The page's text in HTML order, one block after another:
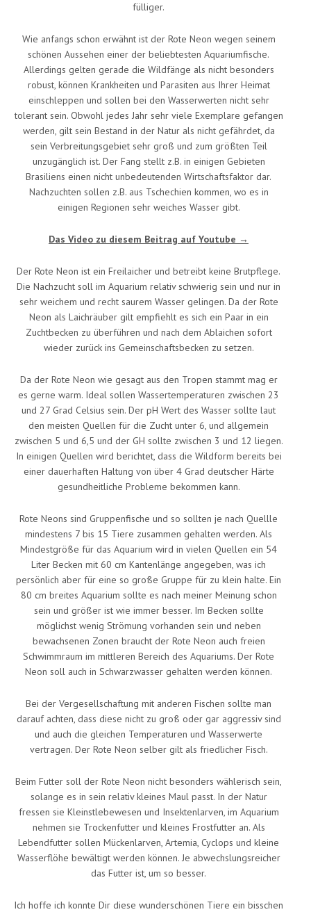
fülliger.
Wie anfangs schon erwähnt ist der Rote Neon wegen seinem
schönen Aussehen einer der beliebtesten Aquariumfische.
Allerdings gelten gerade die Wildfänge als nicht besonders
robust, können Krankheiten und Parasiten aus Ihrer Heimat
einschleppen und sollen bei den Wasserwerten nicht sehr
tolerant sein. Obwohl jedes Jahr sehr viele Exemplare gefangen
werden, gilt sein Bestand in der Natur als nicht gefährdet, da
sein Verbreitungsgebiet sehr groß und zum größten Teil
unzugänglich ist. Der Fang stellt z.B. in einigen Gebieten
Brasiliens einen nicht unbedeutenden Wirtschaftsfaktor dar.
Nachzuchten sollen z.B. aus Tschechien kommen, wo es in
einigen Regionen sehr weiches Wasser gibt.
Das Video zu diesem Beitrag auf Youtube →
Der Rote Neon ist ein Freilaicher und betreibt keine Brutpflege.
Die Nachzucht soll im Aquarium relativ schwierig sein und nur in
sehr weichem und recht saurem Wasser gelingen. Da der Rote
Neon als Laichräuber gilt empfiehlt es sich ein Paar in ein
Zuchtbecken zu überführen und nach dem Ablaichen sofort
wieder zurück ins Gemeinschaftsbecken zu setzen.
Da der Rote Neon wie gesagt aus den Tropen stammt mag er
es gerne warm. Ideal sollen Wassertemperaturen zwischen 23
und 27 Grad Celsius sein. Der pH Wert des Wasser sollte laut
den meisten Quellen für die Zucht unter 6, und allgemein
zwischen 5 und 6,5 und der GH sollte zwischen 3 und 12 liegen.
In einigen Quellen wird berichtet, dass die Wildform bereits bei
einer dauerhaften Haltung von über 4 Grad deutscher Härte
gesundheitliche Probleme bekommen kann.
Rote Neons sind Gruppenfische und so sollten je nach Quellle
mindestens 7 bis 15 Tiere zusammen gehalten werden. Als
Mindestgröße für das Aquarium wird in vielen Quellen ein 54
Liter Becken mit 60 cm Kantenlänge angegeben, was ich
persönlich aber für eine so große Gruppe für zu klein halte. Ein
80 cm breites Aquarium sollte es nach meiner Meinung schon
sein und größer ist wie immer besser. Im Becken sollte
möglichst wenig Strömung vorhanden sein und neben
bewachsenen Zonen braucht der Rote Neon auch freien
Schwimmraum im mittleren Bereich des Aquariums. Der Rote
Neon soll auch in Schwarzwasser gehalten werden können.
Bei der Vergesellschaftung mit anderen Fischen sollte man
darauf achten, dass diese nicht zu groß oder gar aggressiv sind
und auch die gleichen Temperaturen und Wasserwerte
vertragen. Der Rote Neon selber gilt als friedlicher Fisch.
Beim Futter soll der Rote Neon nicht besonders wählerisch sein,
solange es in sein relativ kleines Maul passt. In der Natur
fressen sie Kleinstlebewesen und Insektenlarven, im Aquarium
nehmen sie Trockenfutter und kleines Frostfutter an. Als
Lebendfutter sollen Mückenlarven, Artemia, Cyclops und kleine
Wasserflöhe bewältigt werden können. Je abwechslungsreicher
das Futter ist, um so besser.
Ich hoffe ich konnte Dir diese wunderschönen Tiere ein bisschen